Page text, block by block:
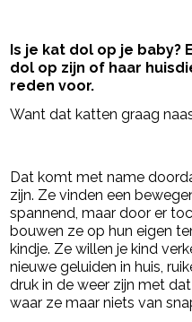
Is je kat dol op je baby?
dol op zijn of haar
reden voor.
Want dat katten graag
Dat komt met name
zijn. Ze vinden een
spannend, maar door er
bouwen ze op hun eigen
kindje. Ze willen je kind
nieuwe geluiden in huis,
druk in de weer zijn met
waar ze maar niets van